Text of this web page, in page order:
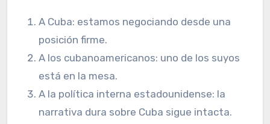
A Cuba: estamos negociando desde una
posición firme.
A los cubanoamericanos: uno de los suyos
está en la mesa.
A la política interna estadounidense: la
narrativa dura sobre Cuba sigue intacta.